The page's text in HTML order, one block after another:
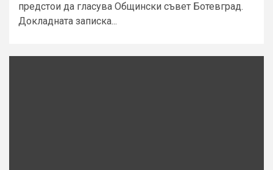
предстои да гласува Общински съвет Ботевград.
Докладната записка...